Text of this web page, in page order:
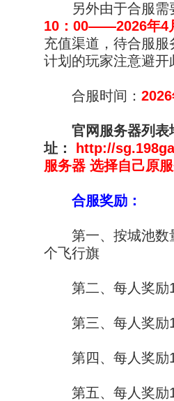
另外由于合服需
10 ：00——2026年4
充值渠道，待合服
计划的玩家注意避开
合服时间：
官网服务器列表
址：
http://
服务器 选择自己原
合服奖励：
第一、按城池数
个飞行旗
第二、每人奖励
第三、每人奖励
第四、每人奖励1
第五、每人奖励1